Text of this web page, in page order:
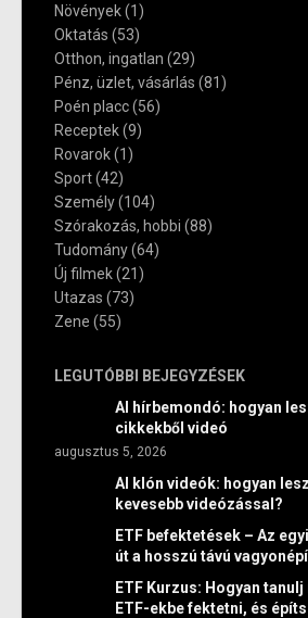
Növények(1)
Oktatás (53)
Otthon, ingatlan (29)
Pénz, üzlet, vásárlás (81)
Poén placc(56)
Receptek(9)
Rovarok(1)
Sport(42)
Személy(104)
Szórakozás, hobbi (88)
Tudomány(64)
Új filmek(21)
Utazas (73)
Zene (55)
LEGUTÓBBI BEJEGYZÉSEK
AI hírbemondó: hogyan
cikkekből videó
augusztus 5, 2026
AI klón videók: hogyan
kevesebb videózással?
ETF befektetések – Az
út a hosszú távú
ETF Kurzus: Hogyan
ETF-ekbe fektetni, és